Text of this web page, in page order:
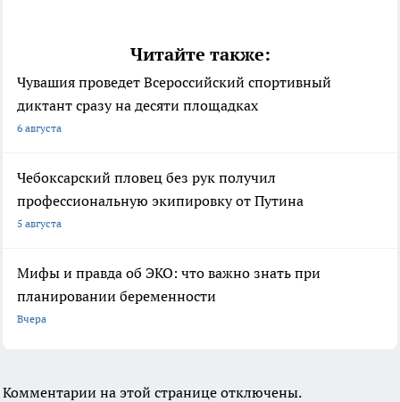
Читайте также:
Чувашия проведет Всероссийский спортивный
диктант сразу на десяти площадках
6 августа
Чебоксарский пловец без рук получил
профессиональную экипировку от Путина
5 августа
Мифы и правда об ЭКО: что важно знать при
планировании беременности
Вчера
Комментарии на этой странице отключены.